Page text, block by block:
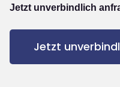
Jetzt unverbindlich
Jetzt